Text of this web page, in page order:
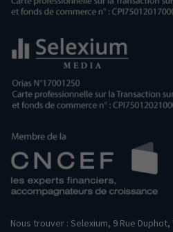
Nous trouver : Selexium, 9 Rue Duphot,